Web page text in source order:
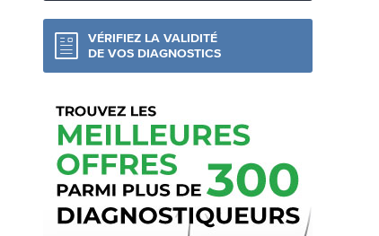
VÉRIFIEZ LA VALIDITÉ
DE VOS DIAGNOSTICS